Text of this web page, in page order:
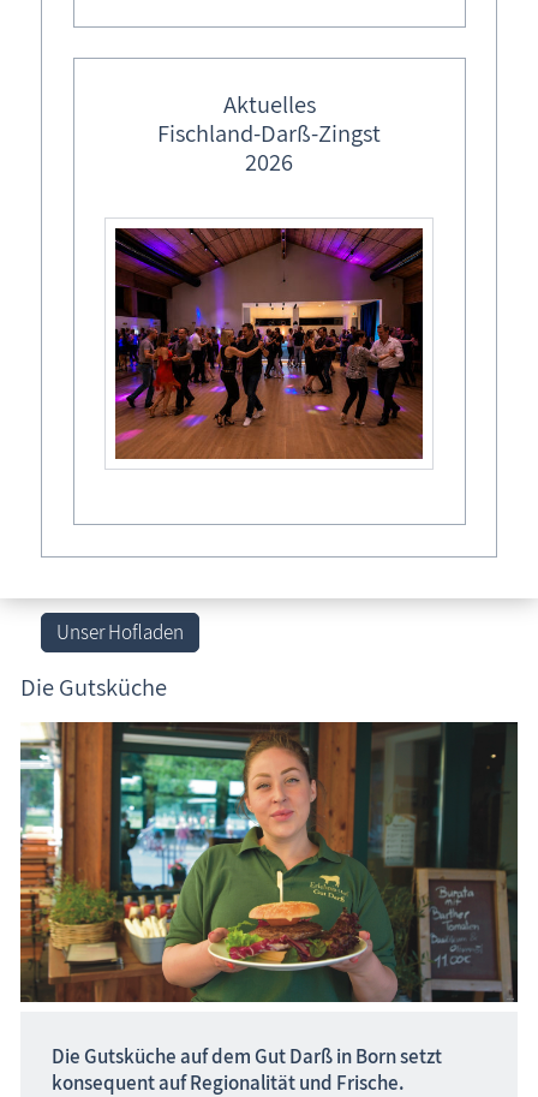
Born a. Darß: Erlebnishof Gut Darß
Erlebnishof mit Spielanlagen in Born a. Darß
Gutsküche & Eisdiele
Erlebnishof Gut Darß in Born
In gemütlich-rustikaler Atmosphäre oder im einladenden
Außenbereich direkt auf dem Gutshof kann hier nach einer
Entdeckungstour über die Halbinsel eine ehrliche,
Unser Hofladen
Die Gutsküche
Die Gutsküche auf dem Gut Darß in Born setzt
konsequent auf Regionalität und Frische.
Aktuelles
Fischland-Darß-Zingst
2026